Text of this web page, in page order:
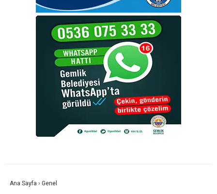
Ana Sayfa › Genel